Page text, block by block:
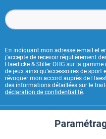
En indiquant mon adresse e-mail et
j’accepte de recevoir régulièrement
Haedicke & Stiller OHG sur la
de jeux ainsi qu’accessoires de
révoquer mon accord auprès de
des informations détaillées sur le
déclaration de confidentialité.
Fonctionnels